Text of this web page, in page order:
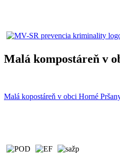
Malá kompostáreň v
Malá kopostáreň v obci Horné